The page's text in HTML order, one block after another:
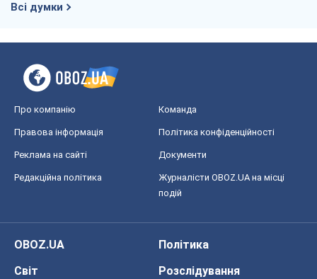
Всі думки
Про компанію Команда
Правова інформація Політика конфіденційності
Реклама на сайті Документи
Редакційна політика
Журналісти OBOZ.UA на місці
подій
OBOZ.UA
Політика
Світ
Розслідування